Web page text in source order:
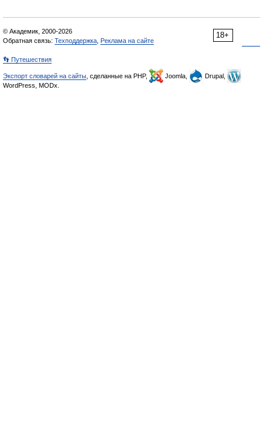
18+
© Академик, 2000-2026
Обратная связь: Техподдержка Реклама на сайте
👣 Путешествия
Экспорт словарей на сайты , сделанные на PHP, Joomla,
Drupal,
WordPress, MODx.